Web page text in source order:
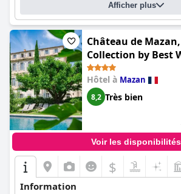
Afficher plus
Château de
Collection by Best
(Château de
Collection)
Hôtel à Mazan
8,2 Très bien
Voir les disponibilités
$
Information